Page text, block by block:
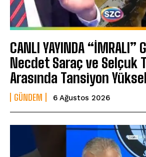
CANLI YAYINDA “İMRALI”
Necdet Saraç ve Selçuk
Arasında Tansiyon
GÜNDEM 6 Ağustos 2026